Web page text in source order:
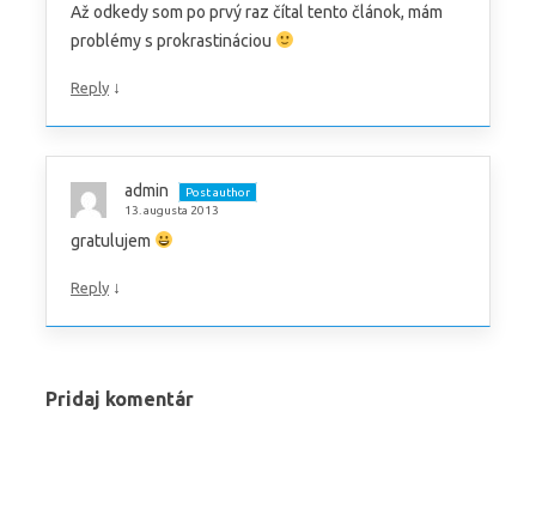
Až odkedy som po prvý raz čítal tento článok, mám
problémy s prokrastináciou
Reply ↓
admin
Post author
13. augusta 2013
gratulujem
Reply ↓
Pridaj komentár